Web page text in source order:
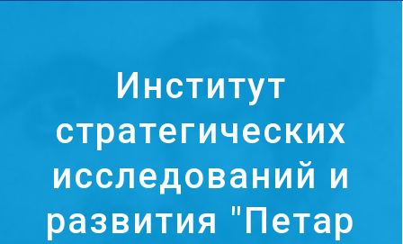
Институт
стратегических
исследований и
развития "Петар